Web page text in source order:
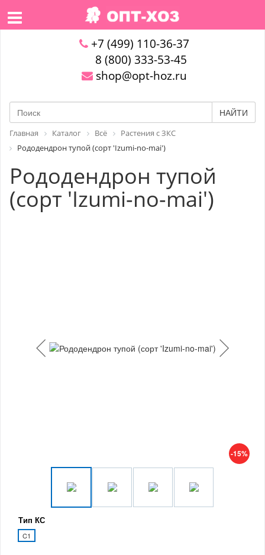
+7 (499) 110-36-37
8 (800) 333-53-45
shop@opt-hoz.ru
НАЙТИ
Главная Каталог Всё
Растения с ЗКС
Рододендрон тупой (сорт 'Izumi-no-mai')
Рододендрон тупой
(сорт 'Izumi-no-mai')
-15%
Тип КС
C1